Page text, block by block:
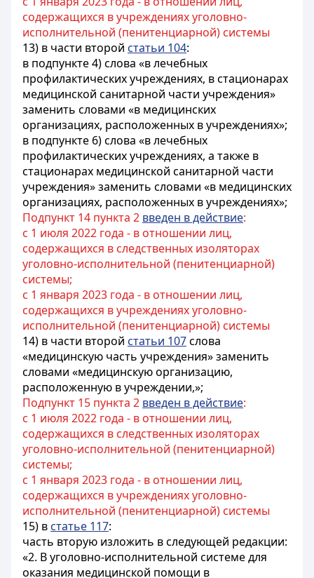
содержащихся в учреждениях уголовно-
исполнительной (пенитенциарной) системы
13) в части второй статьи 104:
в подпункте 4) слова «в лечебных
профилактических учреждениях, в стационарах
медицинской санитарной части учреждения»
заменить словами «в медицинских
организациях, расположенных в учреждениях»;
в подпункте 6) слова «в лечебных
профилактических учреждениях, а также в
стационарах медицинской санитарной части
учреждения» заменить словами «в медицинских
организациях, расположенных в учреждениях»;
Подпункт 14 пункта 2 введен в действие:
с 1 июля 2022 года - в отношении лиц,
содержащихся в следственных изоляторах
уголовно-исполнительной (пенитенциарной)
системы;
с 1 января 2023 года - в отношении лиц,
содержащихся в учреждениях уголовно-
исполнительной (пенитенциарной) системы
14) в части второй статьи 107слова
«медицинскую часть учреждения» заменить
словами «медицинскую организацию,
расположенную в учреждении,»;
Подпункт 15 пункта 2 введен в действие:
с 1 июля 2022 года - в отношении лиц,
содержащихся в следственных изоляторах
уголовно-исполнительной (пенитенциарной)
системы;
с 1 января 2023 года - в отношении лиц,
содержащихся в учреждениях уголовно-
исполнительной (пенитенциарной) системы
15) в статье 117:
часть вторую изложить в следующей редакции:
«2. В уголовно-исполнительной системе для
оказания медицинской помощи в